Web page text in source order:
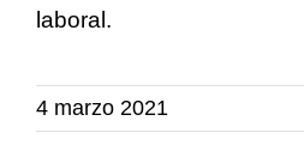
laboral.
4 marzo 2021